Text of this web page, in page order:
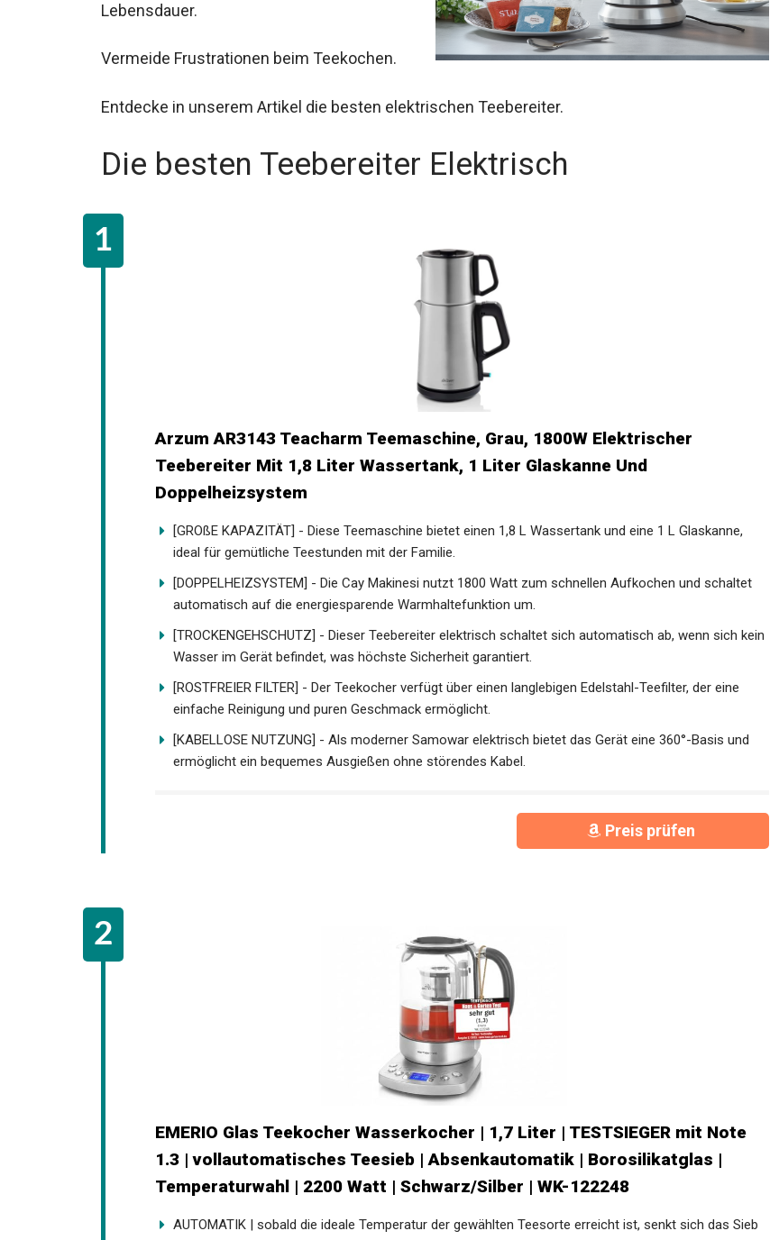
Lebensdauer.
Vermeide Frustrationen beim Teekochen.
Entdecke in unserem Artikel die besten elektrischen Teebereiter.
Die besten Teebereiter Elektrisch
Arzum AR3143 Teacharm Teemaschine, Grau, 1800W Elektrischer
Teebereiter Mit 1,8 Liter Wassertank, 1 Liter Glaskanne Und
Doppelheizsystem
[GROßE KAPAZITÄT] - Diese Teemaschine bietet einen 1,8 L Wassertank und eine 1 L Glaskanne,
ideal für gemütliche Teestunden mit der Familie.
[DOPPELHEIZSYSTEM] - Die Cay Makinesi nutzt 1800 Watt zum schnellen Aufkochen und schaltet
automatisch auf die energiesparende Warmhaltefunktion um.
[TROCKENGEHSCHUTZ] - Dieser Teebereiter elektrisch schaltet sich automatisch ab, wenn sich kein
Wasser im Gerät befindet, was höchste Sicherheit garantiert.
[ROSTFREIER FILTER] - Der Teekocher verfügt über einen langlebigen Edelstahl-Teefilter, der eine
einfache Reinigung und puren Geschmack ermöglicht.
[KABELLOSE NUTZUNG] - Als moderner Samowar elektrisch bietet das Gerät eine 360°-Basis und
ermöglicht ein bequemes Ausgießen ohne störendes Kabel.
Preis prüfen
EMERIO Glas Teekocher Wasserkocher | 1,7 Liter | TESTSIEGER mit Note
1.3 | vollautomatisches Teesieb | Absenkautomatik | Borosilikatglas |
Temperaturwahl | 2200 Watt | Schwarz/Silber | WK-122248
AUTOMATIK | sobald die ideale Temperatur der gewählten Teesorte erreicht ist, senkt sich das Sieb